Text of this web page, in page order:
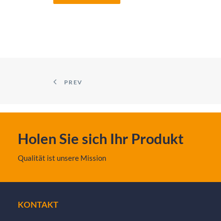
PREV
Holen Sie sich Ihr Produkt
Qualität ist unsere Mission
KONTAKT